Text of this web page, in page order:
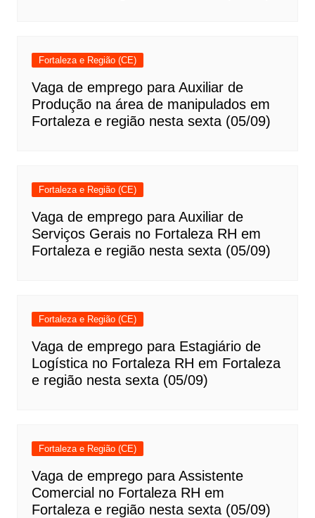
Fortaleza e Região (CE)
Vaga de emprego para Auxiliar de
Produção na área de manipulados em
Fortaleza e região nesta sexta (05/09)
Fortaleza e Região (CE)
Vaga de emprego para Auxiliar de
Serviços Gerais no Fortaleza RH em
Fortaleza e região nesta sexta (05/09)
Fortaleza e Região (CE)
Vaga de emprego para Estagiário de
Logística no Fortaleza RH em Fortaleza
e região nesta sexta (05/09)
Fortaleza e Região (CE)
Vaga de emprego para Assistente
Comercial no Fortaleza RH em
Fortaleza e região nesta sexta (05/09)